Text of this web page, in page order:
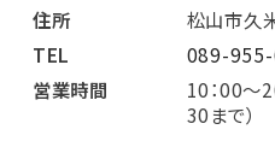
住所
松山市久
TEL
089-
営業時間
10：00～
30まで）